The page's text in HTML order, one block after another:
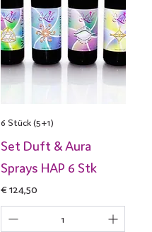
6 Stück (5+1)
Set Duft & Aura
Sprays HAP 6 Stk
Preis
€ 124,50